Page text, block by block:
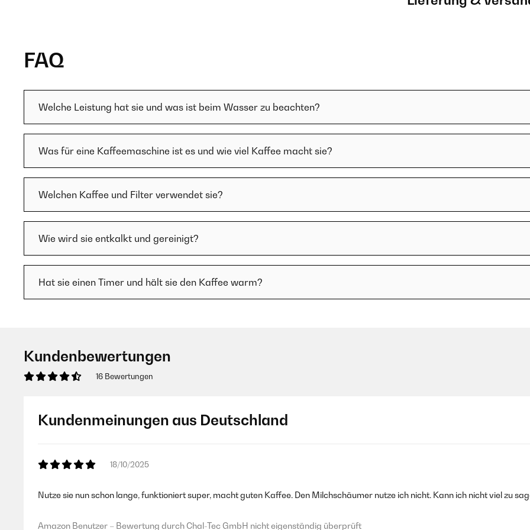
FAQ
Welche Leistung hat sie und was ist beim Wasser zu beachten?
Was für eine Kaffeemaschine ist es und wie viel Kaffee macht sie?
Welchen Kaffee und Filter verwendet sie?
Wie wird sie entkalkt und gereinigt?
Hat sie einen Timer und hält sie den Kaffee warm?
Kundenbewertungen
16 Bewertungen
Kundenmeinungen aus Deutschland
18/10/2025
Nutze sie nun schon lange, funktioniert super, macht guten Kaffee. Den Milchschäumer nutze ich nicht. Kann ich nicht viel zu
Amazon Benutzer – Bewertung durch Chal-Tec GmbH nicht eigenständig überprüft